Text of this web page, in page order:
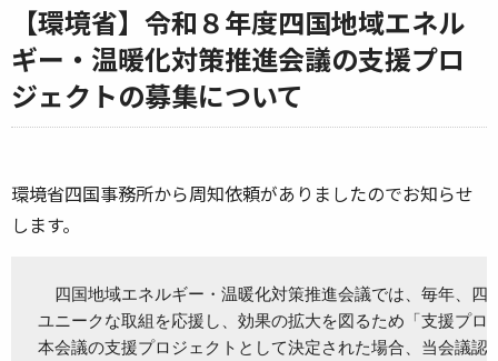
【環境省】令和８年度四国地域エネル
ギー・温暖化対策推進会議の支援プロ
ジェクトの募集について
環境省四国事務所から周知依頼がありましたのでお知らせ
します。
四国地域エネルギー・温暖化対策推進会議では、毎年、四
ユニークな取組を応援し、効果の拡大を図るため「支援プロ
本会議の支援プロジェクトとして決定された場合、当会議